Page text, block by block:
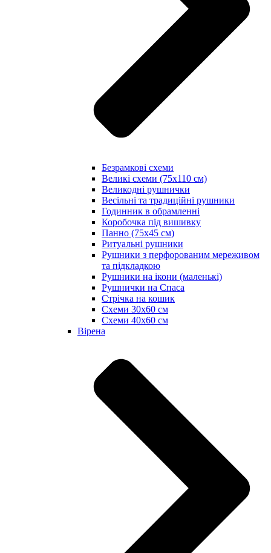
Безрамкові схеми
Великі схеми (75х110 см)
Великодні рушнички
Весільні та традиційні рушники
Годинник в обрамленні
Коробочка під вишивку
Панно (75х45 см)
Ритуальні рушники
Рушники з перфорованим мереживом
та підкладкою
Рушники на ікони (маленькі)
Рушнички на Спаса
Стрічка на кошик
Схеми 30х60 см
Схеми 40х60 см
Вірена